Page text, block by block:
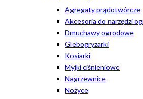
Agregaty prądotwórcze
Akcesoria do narzędzi
Dmuchawy ogrodowe
Glebogryzarki
Kosiarki
Myjki ciśnieniowe
Nagrzewnice
Nożyce